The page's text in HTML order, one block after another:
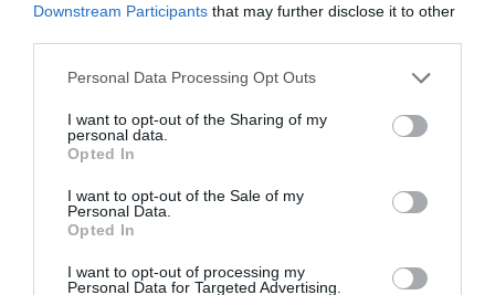
Downstream Participants that may further disclose it to other
Please note that this website/app uses one or more Google
not limited to your visit or usage behaviour. You may click to
grant or deny consent to Google and its third-party tags to
use your data for below specified purposes in below Google
consent section.
Personal Data Processing Opt Outs
I want to opt-out of the Sharing of my
personal data.
Opted In
I want to opt-out of the Sale of my
Personal Data.
Opted In
I want to opt-out of processing my
Personal Data for Targeted Advertising.
15 Luglio 2026